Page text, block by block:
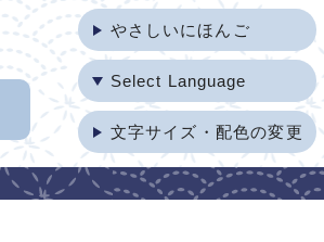
やさしいにほんご
Select Language
文字サイズ・配色の変更